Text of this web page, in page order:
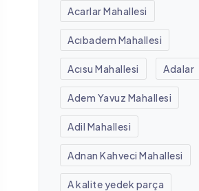
Acarlar Mahallesi
Acıbadem Mahallesi
Acısu Mahallesi Adalar
Adem Yavuz Mahallesi
Adil Mahallesi
Adnan Kahveci Mahallesi
A kalite yedek parça